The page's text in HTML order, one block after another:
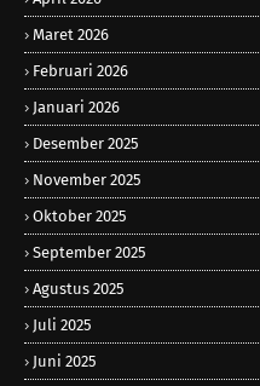
Maret 2026
Februari 2026
Januari 2026
Desember 2025
November 2025
Oktober 2025
September 2025
Agustus 2025
Juli 2025
Juni 2025